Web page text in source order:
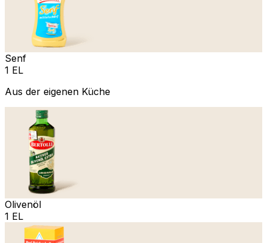
Senf
1 EL
Aus der eigenen Küche
Olivenöl
1 EL